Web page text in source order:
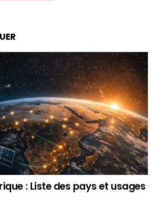
: Liste des pays et usages